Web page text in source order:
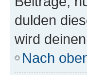
dulden
wird
Nach